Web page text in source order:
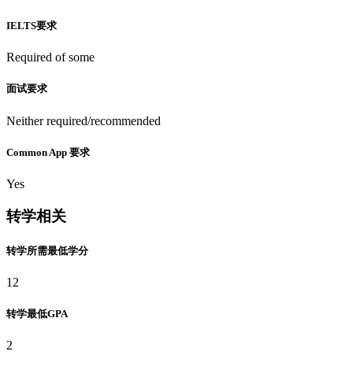
IELTS要求
Required of some
面试要求
Neither required/recommended
Common App 要求
Yes
转学相关
转学所需最低学分
12
转学最低GPA
2